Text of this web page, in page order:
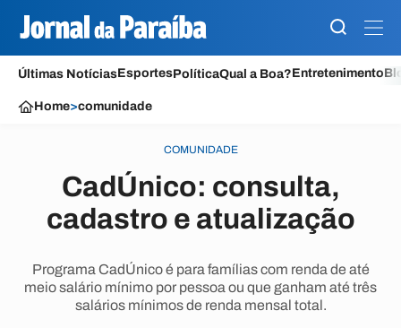
Últimas NotíciasEsportesPolíticaQual a Boa?Entretenimento
Home>comunidade
COMUNIDADE
CadÚnico: consulta,
cadastro e atualização
Programa CadÚnico é para famílias com renda de até
meio salário mínimo por pessoa ou que ganham até três
salários mínimos de renda mensal total.